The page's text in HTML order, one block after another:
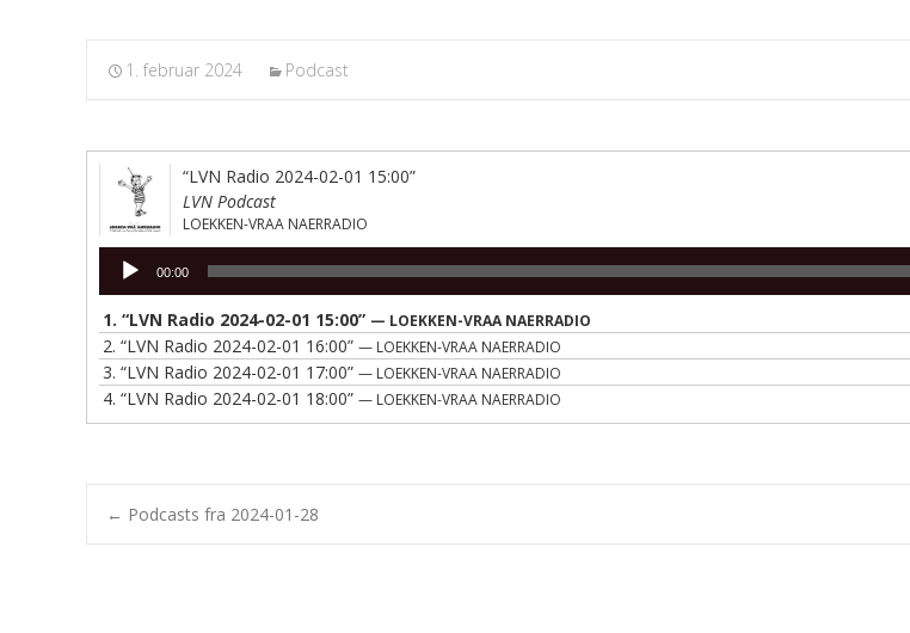
1. februar 2024 Podcast
“LVN Radio 2024-02-01 15:00”
LVN Podcast
LOEKKEN-VRAA NAERRADIO
Lydafspiller
00:00
1. “LVN Radio 2024-02-01 15:00” — LOEKKEN-VRAA NAERRADIO
2. “LVN Radio 2024-02-01 16:00” — LOEKKEN-VRAA NAERRADIO
3. “LVN Radio 2024-02-01 17:00” — LOEKKEN-VRAA NAERRADIO
4. “LVN Radio 2024-02-01 18:00” — LOEKKEN-VRAA NAERRADIO
Post
← Podcasts fra 2024-01-28